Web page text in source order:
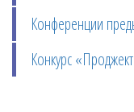
Конференции
Конкурс